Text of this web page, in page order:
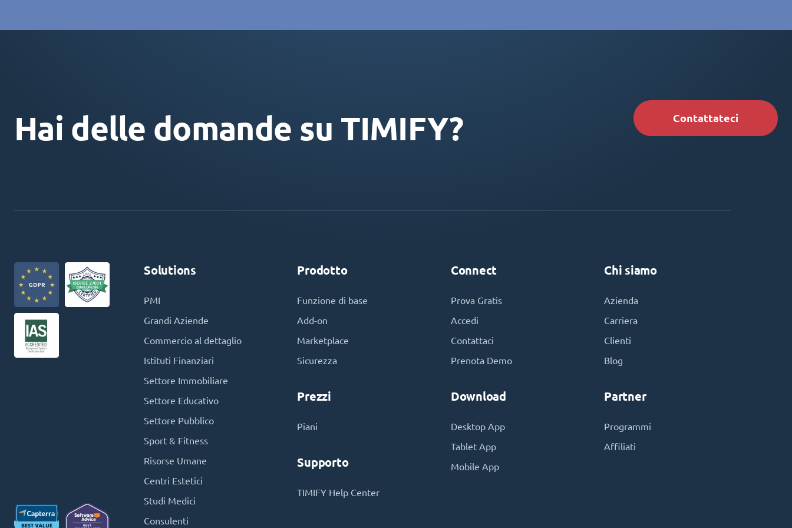
Hai delle domande su TIMIFY? Contattateci
Solutions
PMI
Grandi Aziende
Commercio al dettaglio
Istituti Finanziari
Settore Immobiliare
Settore Educativo
Settore Pubblico
Sport & Fitness
Risorse Umane
Centri Estetici
Studi Medici
Consulenti
Prodotto
Funzione di base
Add-on
Marketplace
Sicurezza
Prezzi
Piani
Supporto
TIMIFY Help Center
Connect
Prova Gratis
Accedi
Contattaci
Prenota Demo
Download
Desktop App
Tablet App
Mobile App
Chi siamo
Azienda
Carriera
Clienti
Blog
Partner
Programmi
Affiliati